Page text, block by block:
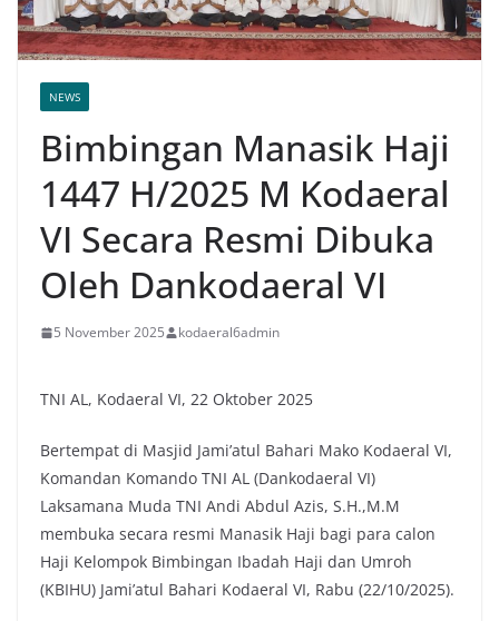
NEWS
Bimbingan Manasik Haji
1447 H/2025 M Kodaeral
VI Secara Resmi Dibuka
Oleh Dankodaeral VI
5 November 2025 kodaeral6admin
TNI AL, Kodaeral VI, 22 Oktober 2025
Bertempat di Masjid Jami’atul Bahari Mako Kodaeral VI,
Komandan Komando TNI AL (Dankodaeral VI)
Laksamana Muda TNI Andi Abdul Azis, S.H.,M.M
membuka secara resmi Manasik Haji bagi para calon
Haji Kelompok Bimbingan Ibadah Haji dan Umroh
(KBIHU) Jami’atul Bahari Kodaeral VI, Rabu (22/10/2025).